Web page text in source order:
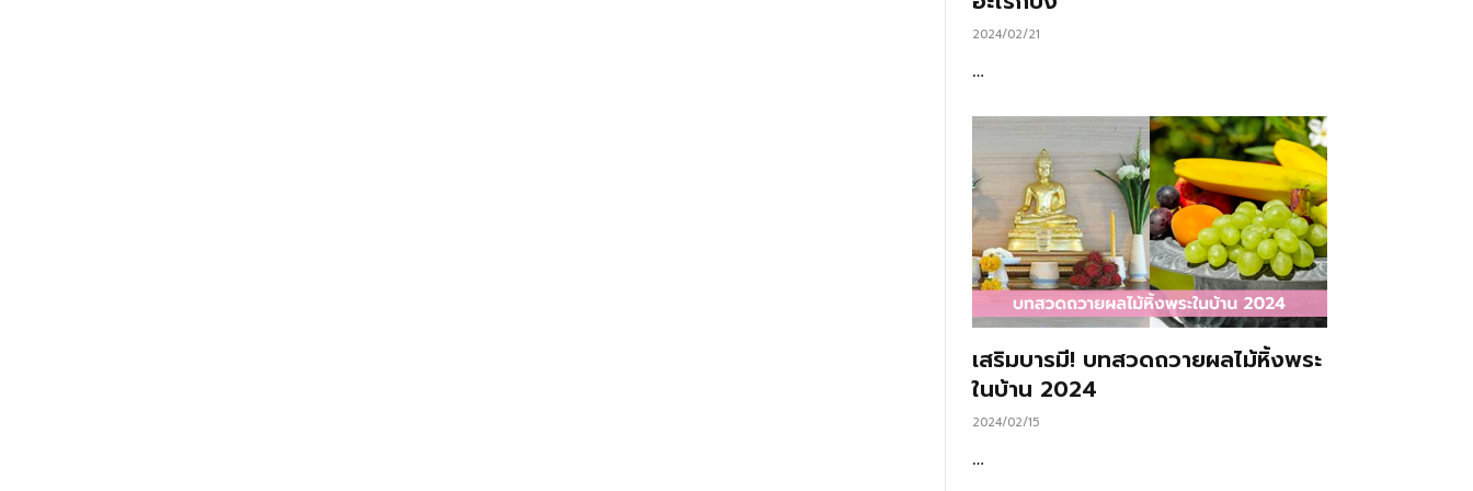
2024/02/21
…
เสริมบารมี! บทสวดถวายผลไม้หิ้งพระ
ในบ้าน 2024
2024/02/15
…